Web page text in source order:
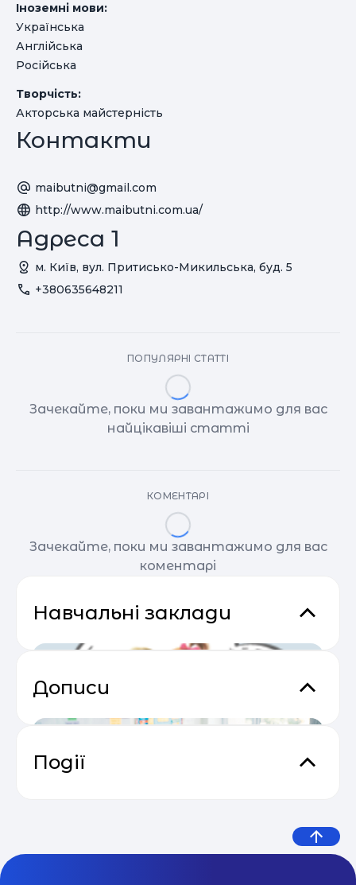
Іноземні мови:
Українська
Англійська
Російська
Творчість:
Акторська майстерність
Контакти
maibutni@gmail.com
http://www.maibutni.com.ua/
Адреса 1
м. Київ, вул. Притисько-Микильська, буд. 5
+380635648211
ПОПУЛЯРНІ СТАТТІ
Зачекайте, поки ми завантажимо для вас
найцікавіші статті
КОМЕНТАРІ
Зачекайте, поки ми завантажимо для вас
коментарі
Навчальні заклади
Дописи
Події